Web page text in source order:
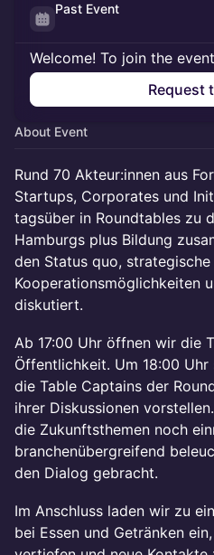
Past Event
Welcome! To join the
Request
About Event
Rund 70 Akteur:innen aus
Startups, Corporates und
tagsüber in Roundtables zu
Hamburgs plus Bildung
den Status quo, strategische
Kooperationsmöglichkeiten
diskutiert.
Ab 17:00 Uhr öffnen wir die
Öffentlichkeit. Um 18:00
die Table Captains der
ihrer Diskussionen
die Zukunftsthemen noch
branchenübergreifend
den Dialog gebracht.
Im Anschluss laden wir zu
bei Essen und Getränken